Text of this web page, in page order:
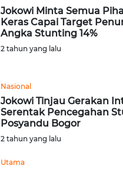
Jokowi Minta Semua
Keras Capai Target
Angka Stunting 14%
2 tahun yang lalu
Nasional
Jokowi Tinjau Gerakan
Serentak Pencegahan
Posyandu Bogor
2 tahun yang lalu
Utama